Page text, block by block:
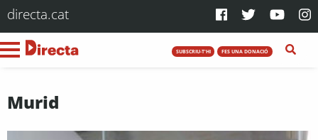
directa.cat
SUBSCRIU-T'HI FES UNA DONACIÓ
Murid